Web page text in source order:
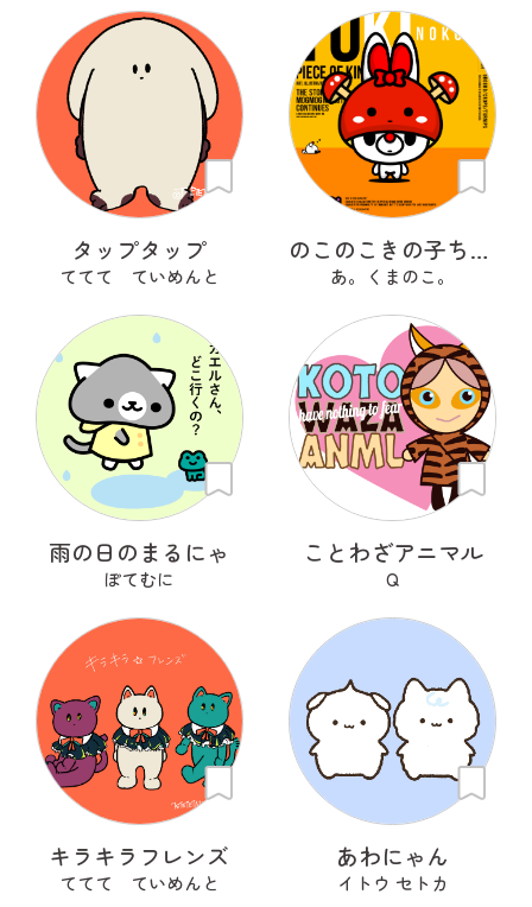
タップタップ
ててて ていめんと
のこのこきの子ちゃん
あ。くまのこ。
雨の日のまるにゃ
ぽてむに
ことわざアニマル
Q
キラキラフレンズ
ててて ていめんと
あわにゃん
イトウ セトカ